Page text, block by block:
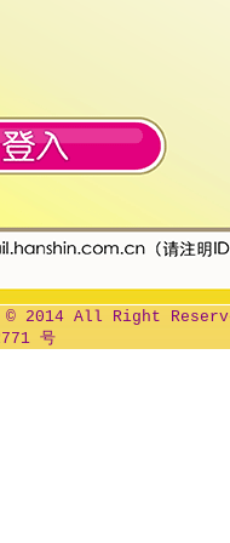
© 2014 All Right
号